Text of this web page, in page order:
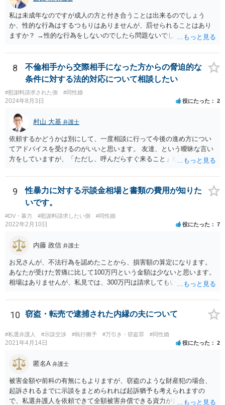
私は未成年なのですが成人の方と付き合うことは出来るのでしょう
か、性的な行為はするつもりはありませんが、罰せられることはあり
ますか？ →性的な行為をしないのでしたら問題ないでしょう
8
不倫相手から交際相手になった方からの脅迫的な
条件に対する法的対応について相談したい
#慰謝料請求された側 #同性婚
2024年8月3日 役にたった 2
村山 大基 弁護士
依頼するかどうかは別にして、一度相談に行って今後の進め方につい
てアドバイスを受けるのがいいと思います。 友達、という曖昧な言い
方をしていますが、「ただし、呼んだらすぐ来ること」などと条件を
通り関わりを断つ方向がいいと思います。
9
性暴力に対する示談金相場と書類の費用が知りた
いです。
#DV・暴力 #慰謝料請求したい側 #同性婚
2022年2月10日 役にたった 7
内藤 政信 弁護士
お兄さんが、不法行為を認めたことから、損害額の算定になります。
あなたが受けた苦痛に比して100万円という金額は少ないと思います。
相場はありませんが、私見では、300万円は請求してもいいですね。
なるような条件では困るでしょう。 支払いの効果を高めるために、弁
護士を立ち合い人にするといいで しょう。 したがって、金額も含め
て、条件については弁護士と話をするといい でしょう。 書面はどちら
が作っても構いません。 書類を作るには、少なくも、５５０００円
は、かかるでしょう。
10 窃盗・転売で逮捕された内縁の夫について
#私選弁護人 #示談交渉 #執行猶予 #万引き・窃盗罪 #同性婚
2021年4月14日 役にたった 2
匿名A 弁護士
被害金額や前科の有無にもよりますが、窃盗のような財産犯の場合、
起訴されるまでに示談をまとめられれば起訴猶予も考えられますの
で、私選弁護人を依頼できて全額被害弁償できる資力がお有りなので